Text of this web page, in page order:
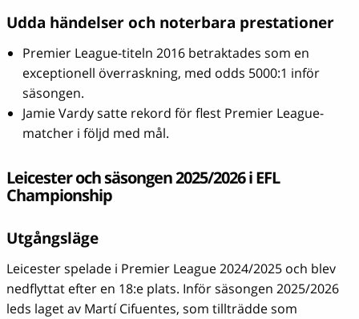
Udda händelser och noterbara prestationer
Premier League-titeln 2016 betraktades som en
exceptionell överraskning, med odds 5000:1 inför
säsongen.
Jamie Vardy satte rekord för flest Premier League-
matcher i följd med mål.
Leicester och säsongen 2025/2026 i EFL
Championship
Utgångsläge
Leicester spelade i Premier League 2024/2025 och blev
nedflyttat efter en 18:e plats. Inför säsongen 2025/2026
leds laget av Martí Cifuentes, som tillträdde som